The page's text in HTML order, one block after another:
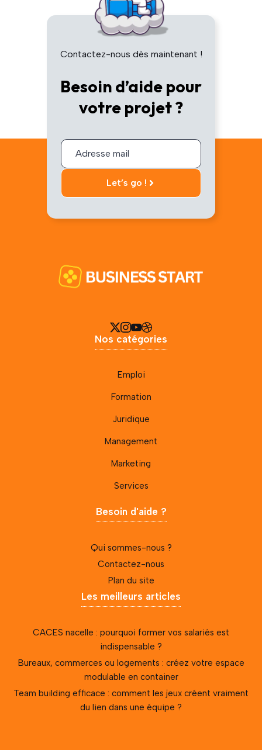
Contactez-nous dès maintenant !
Besoin d’aide pour
votre projet ?
Adresse mail
Let’s go !
Nos catégories
Emploi
Formation
Juridique
Management
Marketing
Services
Besoin d'aide ?
Qui sommes-nous ?
Contactez-nous
Plan du site
Les meilleurs articles
CACES nacelle : pourquoi former vos salariés est
indispensable ?
Bureaux, commerces ou logements : créez votre espace
modulable en container
Team building efficace : comment les jeux créent vraiment
du lien dans une équipe ?